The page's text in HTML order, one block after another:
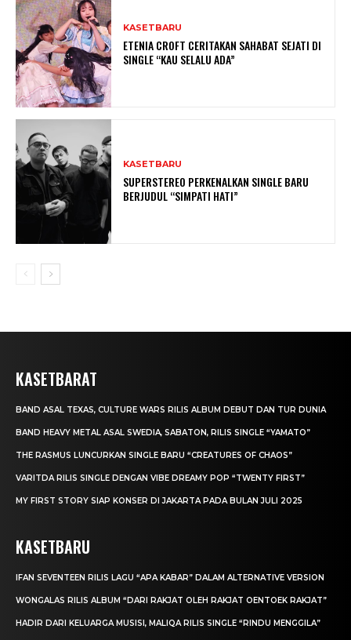
KASETBARU
ETENIA CROFT CERITAKAN SAHABAT SEJATI DI
SINGLE “KAU SELALU ADA”
KASETBARU
SUPERSTEREO PERKENALKAN SINGLE BARU
BERJUDUL “SIMPATI HATI”
KASETBARAT
BAND ASAL TEXAS, CULTURE WARS RILIS ALBUM DEBUT DAN TUR DUNIA
BAND HEAVY METAL ASAL SWEDIA, SABATON, RILIS SINGLE “YAMATO”
THE RASMUS LUNCURKAN SINGLE BARU “CREATURES OF CHAOS”
VARITDA RILIS SINGLE DENGAN VIBE DREAMY POP “TWENTY FIRST”
MY FIRST STORY SIAP KONSER DI JAKARTA PADA BULAN JULI 2025
KASETBARU
IFAN SEVENTEEN RILIS LAGU “APA KABAR” DALAM ALTERNATIVE VERSION
WONGALAS RILIS ALBUM “DARI RAKJAT OLEH RAKJAT OENTOEK RAKJAT”
HADIR DARI KELUARGA MUSISI, MALIQA RILIS SINGLE “RINDU MENGGILA”